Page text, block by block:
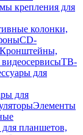
крепления для
колонки,
CD-
Кронштейны,
ТВ-
для
для
Элементы
планшетов,